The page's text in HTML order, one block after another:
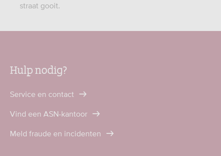
straat gooit.
Hulp nodig?
Service en contact
Vind een ASN-kantoor
Meld fraude en incidenten